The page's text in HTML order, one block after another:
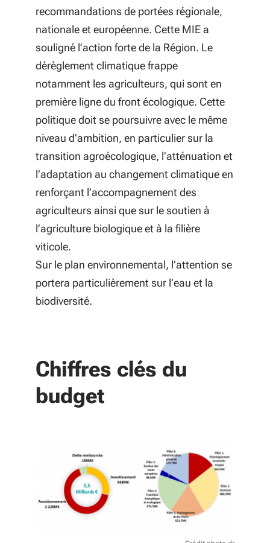
recommandations de portées régionale,
nationale et européenne. Cette MIE a
souligné l’action forte de la Région. Le
dérèglement climatique frappe
notamment les agriculteurs, qui sont en
première ligne du front écologique. Cette
politique doit se poursuivre avec le même
niveau d’ambition, en particulier sur la
transition agroécologique, l’atténuation et
l’adaptation au changement climatique en
renforçant l’accompagnement des
agriculteurs ainsi que sur le soutien à
l’agriculture biologique et à la filière
viticole.
Sur le plan environnemental, l’attention se
portera particulièrement sur l’eau et la
biodiversité.
Chiffres clés du
budget